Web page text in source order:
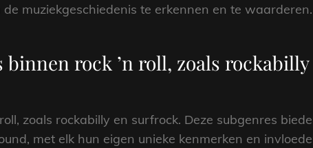
muziekgeschiedenis te erkennen en te waarderen.
rock ’n roll, zoals rockabilly
zoals rockabilly en surfrock. Deze subgenres
met elk hun eigen unieke kenmerken en